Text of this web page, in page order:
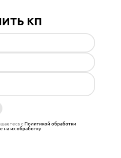
КП
сПолитикой обработки
на их обработку